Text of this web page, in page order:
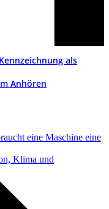
als
Anhören
eine Maschine eine
Klima und